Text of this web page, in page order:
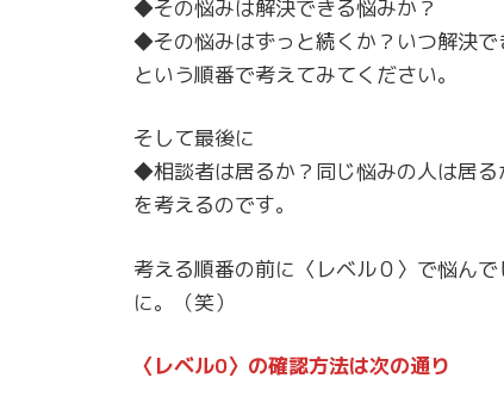
◆その悩みは解決できる悩みか？
◆その悩みはずっと続くか？いつ解決
という順番で考えてみてください。
そして最後に
◆相談者は居るか？同じ悩みの人は居る
を考えるのです。
考える順番の前に〈レベル０〉で悩ん
に。（笑）
〈レベル0〉の確認方法は次の通り